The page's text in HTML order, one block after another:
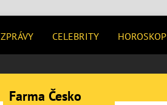
ZPRÁVY CELEBRITY HOROSKOP
Farma Česko